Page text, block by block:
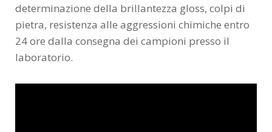
determinazione della brillantezza gloss, colpi di
pietra, resistenza alle aggressioni chimiche entro
24 ore dalla consegna dei campioni presso il
laboratorio.